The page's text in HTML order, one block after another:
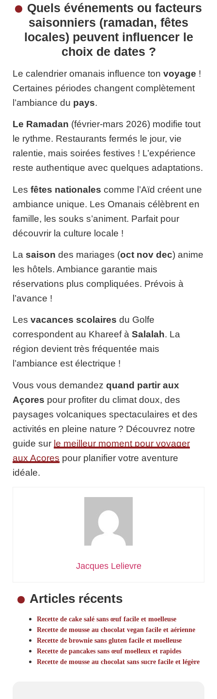
Quels événements ou facteurs
saisonniers (ramadan, fêtes
locales) peuvent influencer le
choix de dates ?
Le calendrier omanais influence ton voyage !
Certaines périodes changent complètement
l’ambiance du pays.
Le Ramadan (février-mars 2026) modifie tout
le rythme. Restaurants fermés le jour, vie
ralentie, mais soirées festives ! L’expérience
reste authentique avec quelques adaptations.
Les fêtes nationales comme l’Aïd créent une
ambiance unique. Les Omanais célèbrent en
famille, les souks s’animent. Parfait pour
découvrir la culture locale !
La saison des mariages (oct nov dec) anime
les hôtels. Ambiance garantie mais
réservations plus compliquées. Prévois à
l’avance !
Les vacances scolaires du Golfe
correspondent au Khareef à Salalah. La
région devient très fréquentée mais
l’ambiance est électrique !
Vous vous demandez quand partir aux
Açores pour profiter du climat doux, des
paysages volcaniques spectaculaires et des
activités en pleine nature ? Découvrez notre
guide sur le meilleur moment pour voyager
aux Açores pour planifier votre aventure
idéale.
Jacques Lelievre
Articles récents
Recette de cake salé sans œuf facile et moelleuse
Recette de mousse au chocolat vegan facile et aérienne
Recette de brownie sans gluten facile et moelleuse
Recette de pancakes sans œuf moelleux et rapides
Recette de mousse au chocolat sans sucre facile et légère